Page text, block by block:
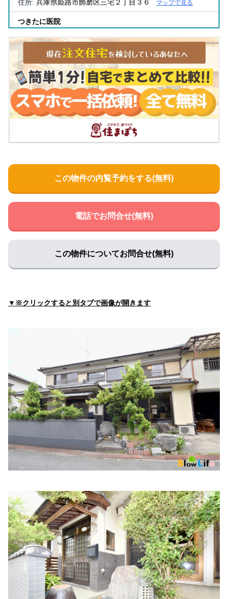
住所: 兵庫県姫路市飾磨区三宅２丁目３６ マップで見る
つきたに医院
松浦病院
住所:
辰巳内科医院
住所:兵庫県姫路市飯田３丁目９７ マップで見る
城南病院
住所:兵庫県姫路市本町２３１ マップで見る
兵庫県姫路市飾磨区清水１０８ マップで見る
国部医院
兵庫県姫路市車崎３丁目３−１３ マップで見る
水田クリニック
川崎医院
医療法人社団健裕会中谷病院
住所:
兵庫県姫路市飾磨区細江２５０１ マップで見る
三谷内科医院
住所:兵庫県姫路市飾磨区今在家３丁目２６８ マップで見る
住所:兵庫県姫路市飾磨区構２丁目２０２ てらおクリニック
マップで見る
仁恵病院
住所:
兵庫県姫路市野里２７５ マップで見る
姫路医療生活協同組合 ヘルスコープあぼし診療所
住所:兵庫県姫路市網干区和久２−２ マップで見る
藤田クリニック
兵庫県姫路市東今宿４丁目１−１０ マップで見る
光寿会クリニック
住所: 兵庫県姫路市北条１丁目３８５ 光寿会クリニック
この物件の内覧予約をする(無料)
電話でお問合せ(無料)
この物件についてお問合せ(無料)
▼※クリックすると別タブで画像が開きます